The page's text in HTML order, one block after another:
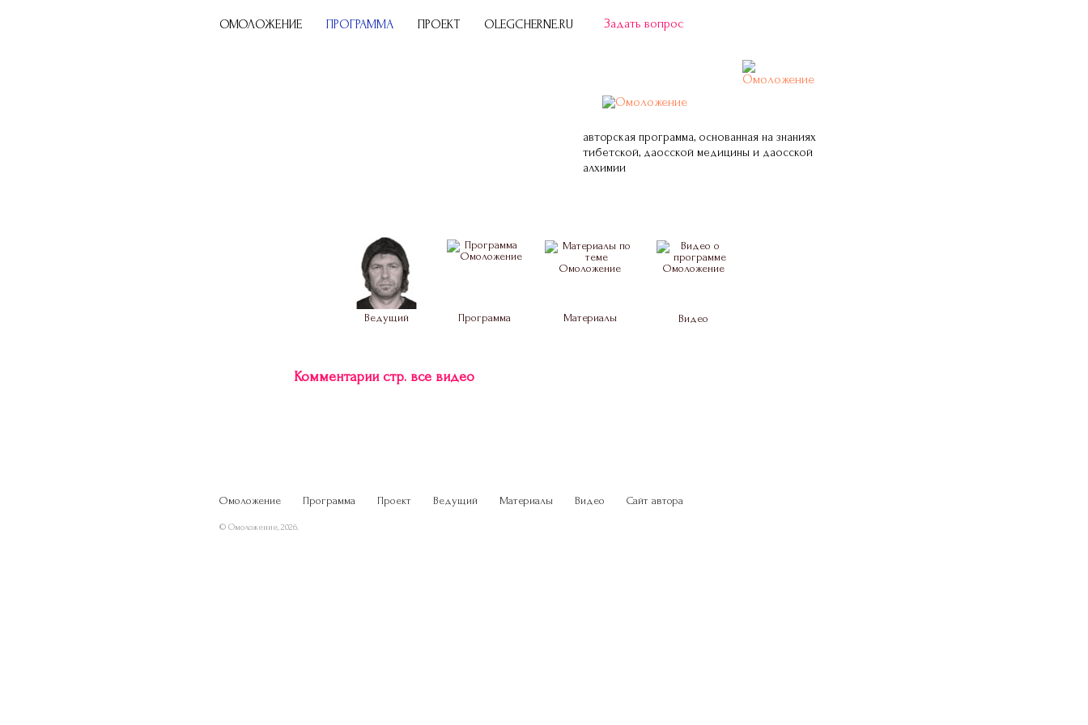
ОМОЛОЖЕНИЕ ПРОГРАММА ПРОЕКТ OLEGCHERNE.RU Задать вопрос
авторская программа, основанная на знаниях
тибетской, даосской медицины и даосской
алхимии
Ведущий Программа Материалы Видео
Комментарии стр. все видео
Омоложение Программа Проект Ведущий Материалы Видео Сайт автора
© Омоложение, 2026.